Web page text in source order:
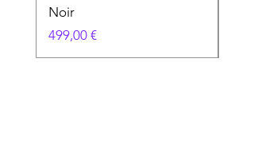
Noir
Prix
499,00 €